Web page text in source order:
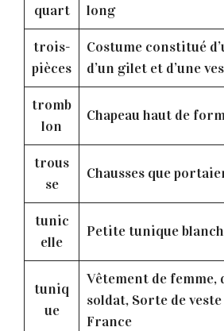
quart
long
trois-
pièces
Costume constitué
d’un gilet et d’une
tromb
lon
Chapeau haut de
trous
se
Chausses que
tunic
elle
Petite tunique
tuniq
ue
Vêtement de femme,
soldat, Sorte de
France